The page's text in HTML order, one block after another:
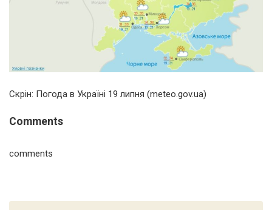
Скрін: Погода в Україні 19 липня (meteo.gov.ua)
Comments
comments